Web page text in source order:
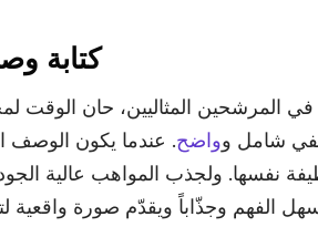
3.
المرشحين المثاليين، حان الوقت
شامل وواضح. عندما يكون الوصف
نفسها. ولجذب المواهب عالية